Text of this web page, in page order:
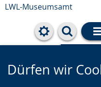
LWL-Museumsamt
Cookie-
Dürfen wir